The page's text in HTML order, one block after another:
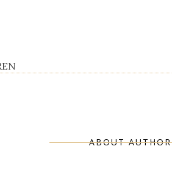
ABOUT AUTHOR